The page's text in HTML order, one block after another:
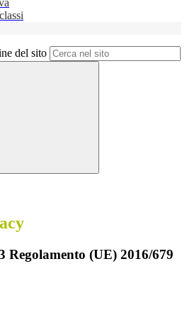
del sito
Regolamento (UE) 2016/679